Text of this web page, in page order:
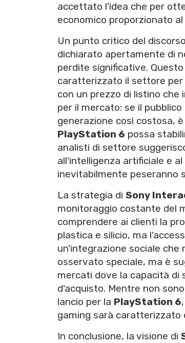
accettato l'idea che per
economico proporzionato
Un punto critico del
dichiarato apertamente di
perdite significative.
caratterizzato il settore per
con un prezzo di listino
per il mercato: se il
generazione così costosa,
PlayStation 6 possa
analisti di settore
all'intelligenza artificiale e al
inevitabilmente peseranno
La strategia di Sony
monitoraggio costante del
comprendere ai clienti la
plastica e silicio, ma
un'integrazione sociale che
osservato speciale, ma è
mercati dove la capacità di
d'acquisto. Mentre non
lancio per la PlayStation 6
gaming sarà caratterizzato
In conclusione, la visione di